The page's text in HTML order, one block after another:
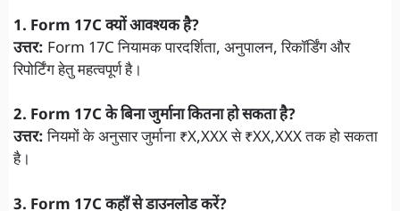
1. Form 17C क्यों आवश्यक है?
उत्तर: Form 17C नियामक पारदर्शिता, अनुपालन, रिकॉर्डिंग और
रिपोर्टिंग हेतु महत्वपूर्ण है।
2. Form 17C के बिना जुर्माना कितना हो सकता है?
उत्तर:नियमों के अनुसार जुर्माना ₹X,XXX से ₹XX,XXX तक हो सकता
है।
3. Form 17C कहाँ से डाउनलोड करें?